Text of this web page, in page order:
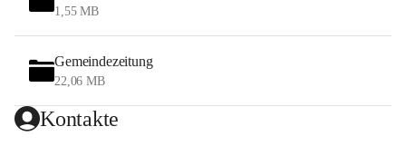
1,55 MB
Gemeindezeitung
22,06 MB
Kontakte